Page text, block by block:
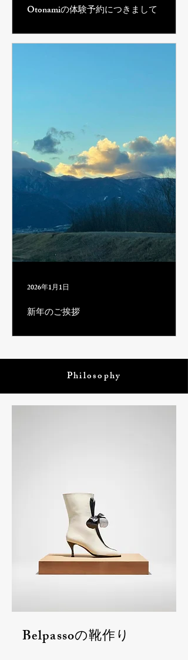
Otonamiの体験予約につきまして
新年のご挨拶
2026年1月1日
Philosophy
Belpassoの靴作り